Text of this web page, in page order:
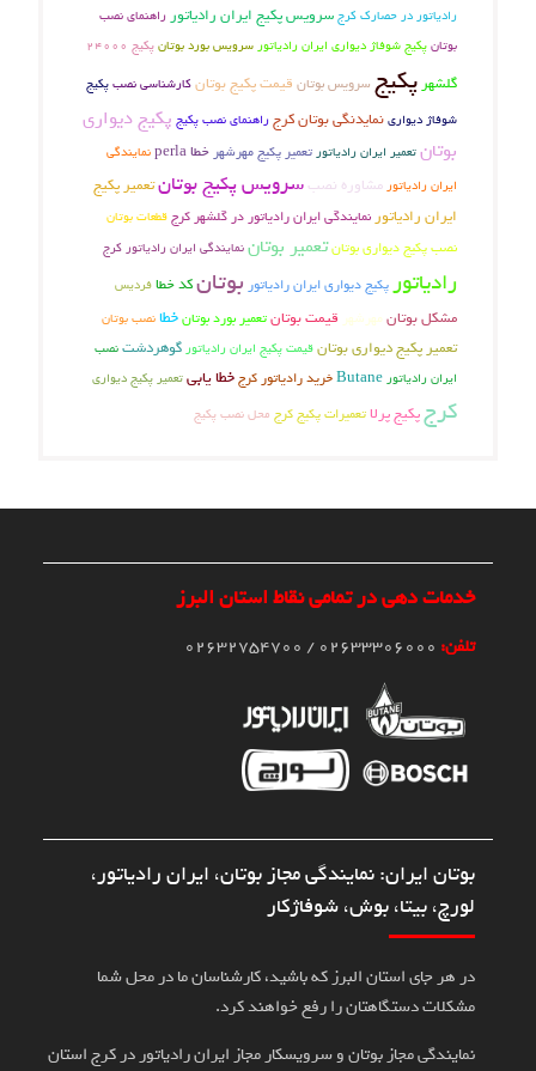
رادیاتور در حصارک کرج سرویس پکیج ایران رادیاتور راهنمای نصب
بوتانپکیج شوفاژ دیواری ایران رادیاتور سرویس بورد بوتان پکیج 24000
گلشهرپکیج سرویس بوتان قیمت پکیج بوتانکارشناسی نصبپکیج
شوفاژ دیوارینمایدنگی بوتان کرجراهنمای نصب پکیج پکیج دیواری
بوتانتعمیر ایران رادیاتورتعمیر پکیج مهرشهر خطا perla
نمایندگی
ایران رادیاتورمشاوره نصب سرویس پکیج بوتانتعمیر پکیج
ایران رادیاتورنمایندگی ایران رادیاتور در گلشهر کرج قطعات بوتان
نصب پکیج دیواری بوتانتعمیر بوتاننمایندگی ایران رادیاتور کرج
رادیاتورپکیج دیواری ایران رادیاتور بوتانکد خطافردیس
مشکل بوتان مهرشهر قیمت بوتانتعمیر بورد بوتانخطانصب بوتان
تعمیر پکیج دیواری بوتانقیمت پکیج ایران رادیاتورگوهردشت نصب
ایران رادیاتور Butaneخرید رادیاتور کرجخطا یابیتعمیر پکیج دیواری
کرجپکیج پرلاتعمیرات پکیج کرج محل نصب پکیج
خدمات دهی در تمامی نقاط استان البرز
تلفن:
بوتان ایران: نمایندگی مجاز بوتان، ایران رادیاتور،
لورچ، بیتا، بوش، شوفاژکار
در هر جای استان البرز که باشید، کارشناسان ما در محل شما
مشکلات دستگاهتان را رفع خواهند کرد.
نمایندگی مجاز بوتان و سرویسکار مجاز ایران رادیاتور در کرج استان